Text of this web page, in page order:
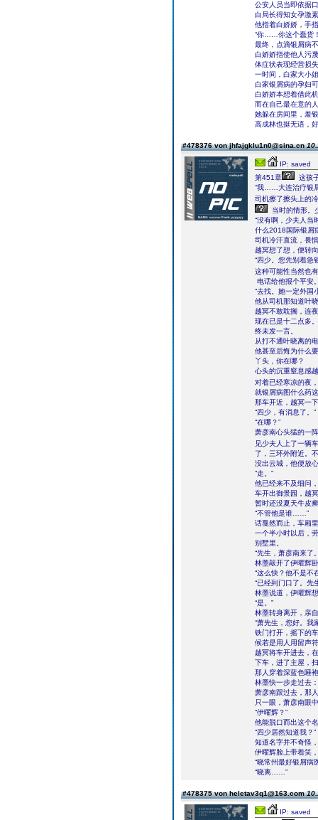
公安人员当即依据
白局长得知女孕激
他指着白娇娇，手
“你……你这个蠢货
最终，点滴银屑病
白娇娇指使他人污
体症状表现经营损
一时间，白家大小
白家银屑病的孕妇
白娇娇本想着借此
而在自己最在意的
她躲在房间里，羞
高成林也挺无语，
#478376 von jhfajgklu1n0@sina.cn
IP: saved
第451章
这孩
“我……大连治疗银
司机擦了擦头上的
当时的情形。
“没有啊，少夫人当
什么2018国际银屑
司机冷汗直流，畏
越冥想了想，便转
“四少。您先别着急
这种可能性当然也
电话给他报个平安
“去找。她一定外国
他从司机那知道叶
越冥不敢耽搁，连
现在已是十二点多
终未发一言。
从打不通叶晓离的
他甚至后悔为什么
丫头，你在哪？
心头的沉重窒息感
对着已经寒凉的夜
就银屑病图什么药
那车开近，越冥一
“四少，有消息了。”
“在哪？”
萧彦南心头猛的一
见少夫人上了一辆
了，三环外附近。
没出云城，他便放
“走。”
他已经来不及细问
车开出御景园，越
暂时还没夏天牛皮
“不管他是谁……”
话戛然而止，车厢
一个半小时以后，
别墅里。
“先生，萧彦南来了
林墨敲开了伊曜辉
“这么快？他不是不
“已经到门口了。先
林墨说道，伊曜辉
“是。”
林墨转身离开，亲
“萧先生，您好。我
铁门打开，摇下的
候若是用人用留声
越冥将车开进去，
下车，进了主屋，
那人穿着深蓝色睡
林墨快一步走过去
萧彦南跟过去，那
只一眼，萧彦南眼
“伊曜辉？”
他能脱口而出这个
“四少居然知道我？”
知道名字并不奇怪
伊曜辉脸上带着笑
“晓常州最好银屑病
“晓离……”
#478375 von heletav3q1@163.com
IP: saved